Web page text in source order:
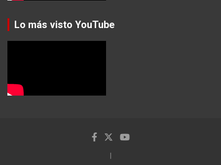
Lo más visto YouTube